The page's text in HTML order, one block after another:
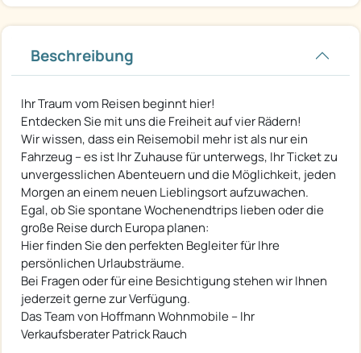
Beschreibung
Ihr Traum vom Reisen beginnt hier!
Entdecken Sie mit uns die Freiheit auf vier Rädern!
Wir wissen, dass ein Reisemobil mehr ist als nur ein
Fahrzeug – es ist Ihr Zuhause für unterwegs, Ihr Ticket zu
unvergesslichen Abenteuern und die Möglichkeit, jeden
Morgen an einem neuen Lieblingsort aufzuwachen.
Egal, ob Sie spontane Wochenendtrips lieben oder die
große Reise durch Europa planen:
Hier finden Sie den perfekten Begleiter für Ihre
persönlichen Urlaubsträume.
Bei Fragen oder für eine Besichtigung stehen wir Ihnen
jederzeit gerne zur Verfügung.
Das Team von Hoffmann Wohnmobile – Ihr
Verkaufsberater Patrick Rauch